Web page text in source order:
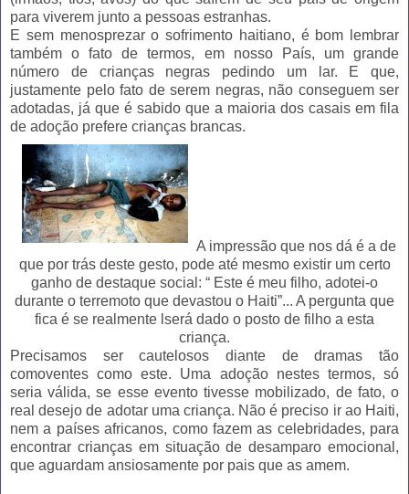
para viverem junto a pessoas estranhas.
E sem menosprezar o sofrimento haitiano, é bom lembrar
também o fato de termos, em nosso País, um grande
número de crianças negras pedindo um lar. E que,
justamente pelo fato de serem negras, não conseguem ser
adotadas, já que é sabido que a maioria dos casais em fila
de adoção prefere crianças brancas.
A impressão que nos dá é a de
que por trás deste gesto, pode até mesmo existir um certo
ganho de destaque social: “ Este é meu filho, adotei-o
durante o terremoto que devastou o Haiti”... A pergunta que
fica é se realmente lserá dado o posto de filho a esta
criança.
Precisamos ser cautelosos diante de dramas tão
comoventes como este. Uma adoção nestes termos, só
seria válida, se esse evento tivesse mobilizado, de fato, o
real desejo de adotar uma criança. Não é preciso ir ao Haiti,
nem a países africanos, como fazem as celebridades, para
encontrar crianças em situação de desamparo emocional,
que aguardam ansiosamente por pais que as amem.